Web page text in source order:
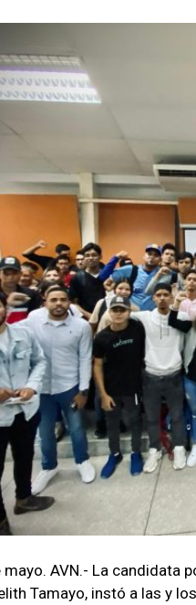
mayo. AVN.- La candidata
Tamayo, instó a las y